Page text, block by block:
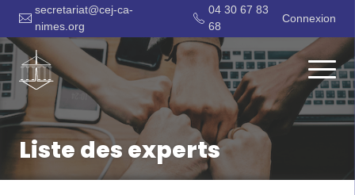
secretariat@cej-ca-
nimes.org
04 30 67 83
68
Connexion
Liste des experts